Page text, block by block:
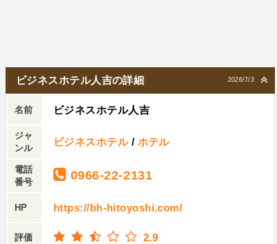
2026/7/3
ビジネスホテル人吉の詳細
名前 ビジネスホテル人吉
ジャ
ンル
ビジネスホテル/ ホテル
電話
番号
0966-22-2131
HP https://bh-hitoyoshi.com/
評価 2.9